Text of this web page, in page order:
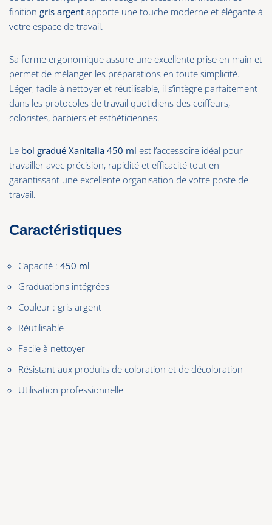
finition gris argent apporte une touche moderne et élégante à
votre espace de travail.
Sa forme ergonomique assure une excellente prise en main et
permet de mélanger les préparations en toute simplicité.
Léger, facile à nettoyer et réutilisable, il s’intègre parfaitement
dans les protocoles de travail quotidiens des coiffeurs,
coloristes, barbiers et esthéticiennes.
Le bol gradué Xanitalia 450 ml est l’accessoire idéal pour
travailler avec précision, rapidité et efficacité tout en
garantissant une excellente organisation de votre poste de
travail.
Caractéristiques
Capacité : 450 ml
Graduations intégrées
Couleur : gris argent
Réutilisable
Facile à nettoyer
Résistant aux produits de coloration et de décoloration
Utilisation professionnelle